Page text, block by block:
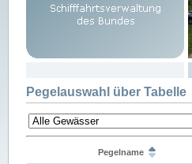
Pegelauswahl über Tabelle
Pegelname